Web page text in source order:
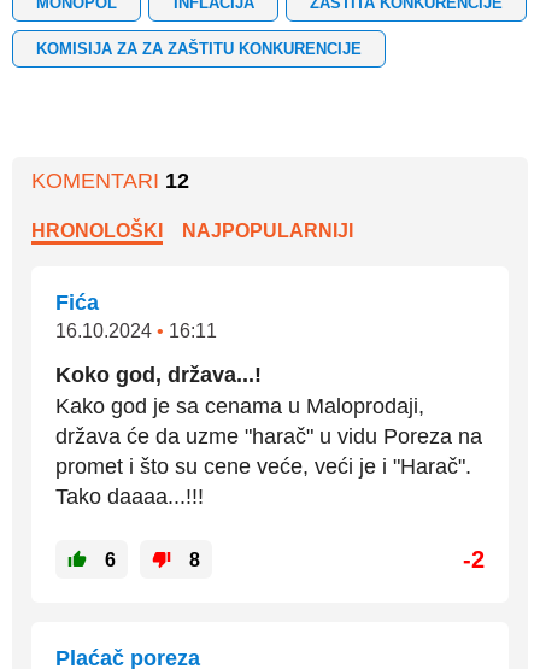
KOMISIJA ZA ZA ZAŠTITU KONKURENCIJE
KOMENTARI 12
HRONOLOŠKI NAJPOPULARNIJI
Fića
16.10.2024 • 16:11
Koko god, država...!
Kako god je sa cenama u Maloprodaji,
država će da uzme "harač" u vidu Poreza na
promet i što su cene veće, veći je i "Harač".
Tako daaaa...!!!
6 8 -2
Plaćač poreza